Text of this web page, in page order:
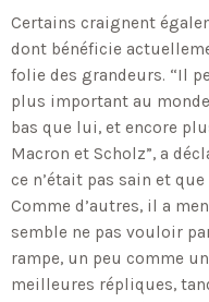
Certains craignent
dont bénéficie
folie des grandeurs. “Il
plus important au
bas que lui, et encore
Macron et Scholz”, a
ce n’était pas sain et
Comme d’autres, il a
semble ne pas vouloir
rampe, un peu comme
meilleures répliques,